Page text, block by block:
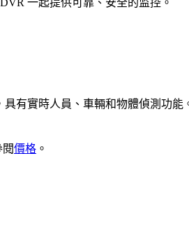
一起提供可靠、安全的监控。
有實時人員、車輛和物體偵測功
價格 。